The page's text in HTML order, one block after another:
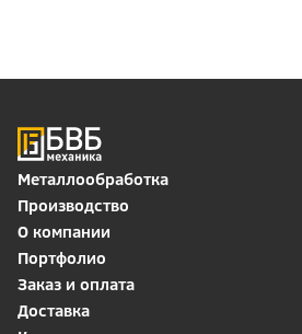
Металлообработка
Производство
О компании
Портфолио
Заказ и оплата
Доставка